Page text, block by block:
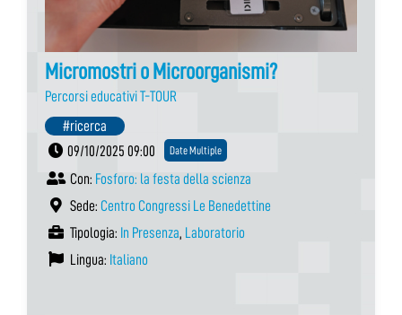
Micromostri o Microorganismi?
Percorsi educativi T-TOUR
#ricerca
09/10/2025 09:00
Date Multiple
Con: Fosforo: la festa della scienza
Sede: Centro Congressi Le Benedettine
Tipologia: In Presenza, Laboratorio
Lingua: Italiano